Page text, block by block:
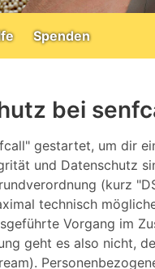
Spenden
bei
gestartet, um dir
und Datenschutz
(kurz
technisch
Vorgang im
geht es also nicht,